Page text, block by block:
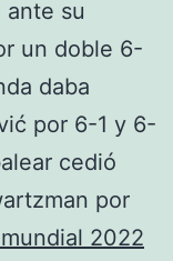
su
un doble 6-
daba
por 6-1 y 6-
cedió
por
2022